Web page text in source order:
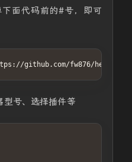
面代码前的#号，即可
github.com/fw876/
号、选择插件等